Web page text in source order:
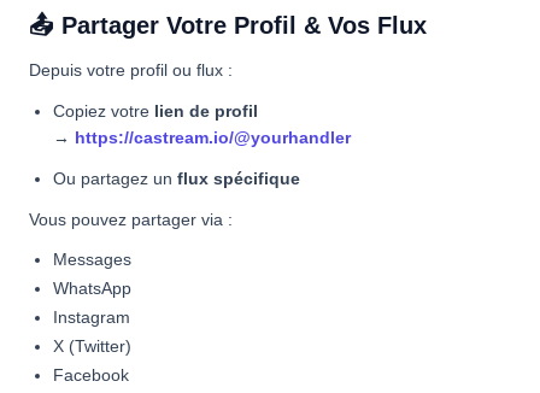
📤 Partager Votre Profil & Vos Flux
Depuis votre profil ou flux :
Copiez votre lien de profil
→ https://castream.io/@yourhandler
Ou partagez un flux spécifique
Vous pouvez partager via :
Messages
WhatsApp
Instagram
X (Twitter)
Facebook